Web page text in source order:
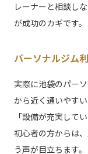
レーナーと相談し
が成功のカギです。
パーソナルジム
実際に池袋のパー
から近く通いやす
「設備が充実して
初心者の方からは
う声が目立ちます。